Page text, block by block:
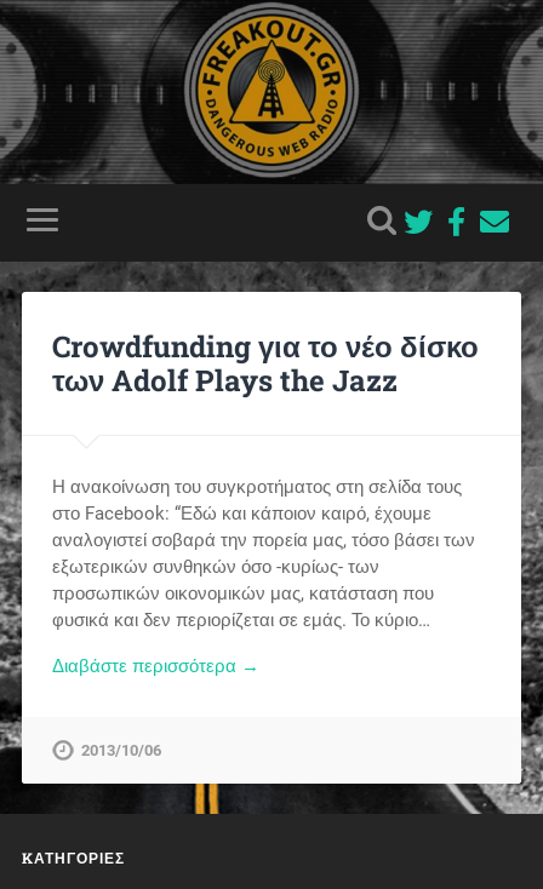
Crowdfunding για το νέο δίσκο
των Adolf Plays the Jazz
Η ανακοίνωση του συγκροτήματος στη σελίδα τους
στο Facebook: “Εδώ και κάποιον καιρό, έχουμε
αναλογιστεί σοβαρά την πορεία μας, τόσο βάσει των
εξωτερικών συνθηκών όσο -κυρίως- των
προσωπικών οικονομικών μας, κατάσταση που
φυσικά και δεν περιορίζεται σε εμάς. Το κύριο…
Διαβάστε περισσότερα →
2013/10/06
KΑΤΗΓΟΡΊΕΣ